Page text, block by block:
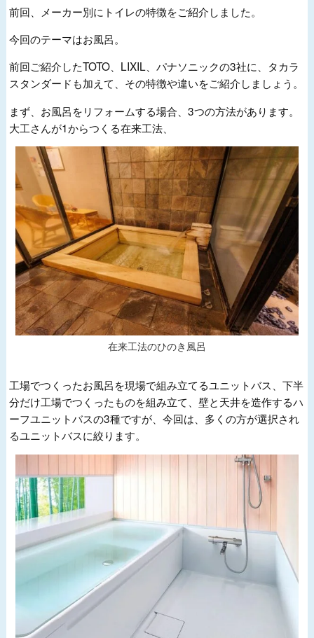
前回、メーカー別にトイレの特徴をご紹介しました。
今回のテーマはお風呂。
前回ご紹介したTOTO、LIXIL、パナソニックの3社に、タカラ
スタンダードも加えて、その特徴や違いをご紹介しましょう。
まず、お風呂をリフォームする場合、3つの方法があります。
大工さんが1からつくる在来工法、
在来工法のひのき風呂
工場でつくったお風呂を現場で組み立てるユニットバス、下半
分だけ工場でつくったものを組み立て、壁と天井を造作するハ
ーフユニットバスの3種ですが、今回は、多くの方が選択され
るユニットバスに絞ります。